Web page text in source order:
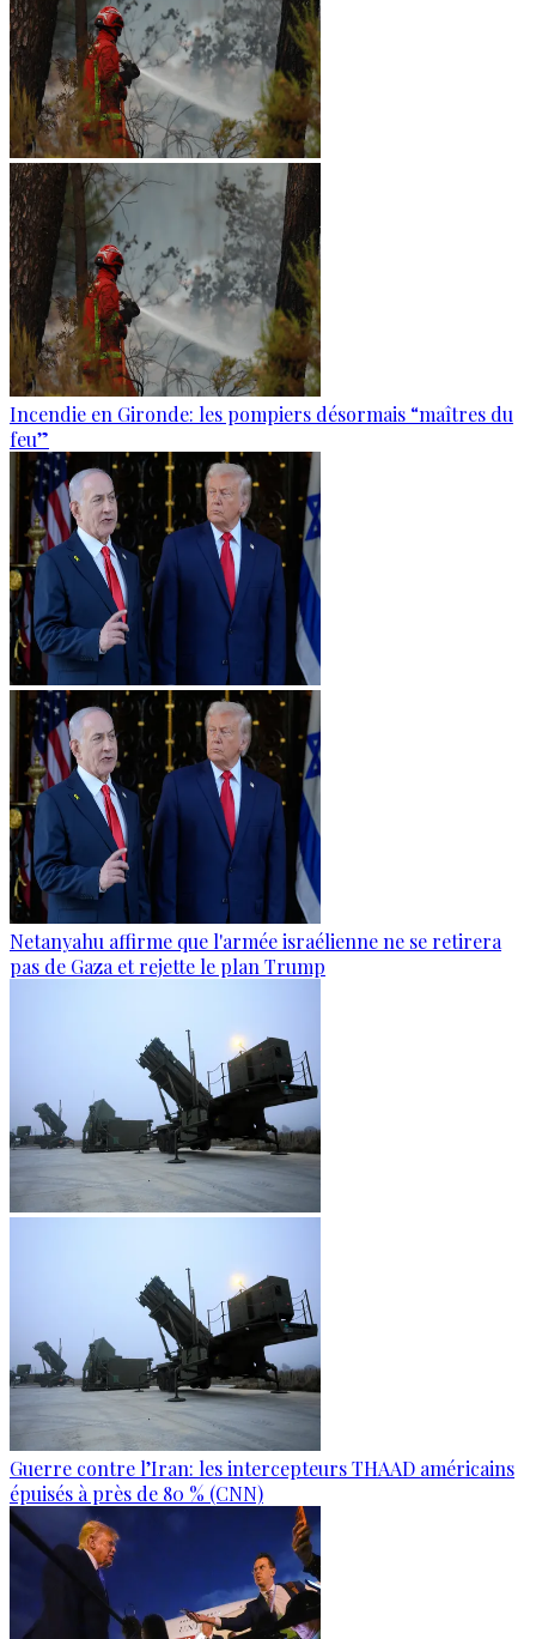
Incendie en Gironde: les pompiers désormais “maîtres du
feu”
Netanyahu affirme que l'armée israélienne ne se retirera
pas de Gaza et rejette le plan Trump
Guerre contre l’Iran: les intercepteurs THAAD américains
épuisés à près de 80 % (CNN)